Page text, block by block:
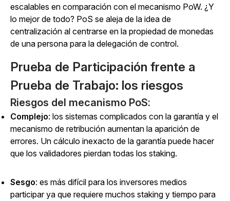
escalables en comparación con el mecanismo PoW. ¿Y
lo mejor de todo? PoS se aleja de la idea de
centralización al centrarse en la propiedad de monedas
de una persona para la delegación de control.
Prueba de Participación frente a
Prueba de Trabajo: los riesgos
Riesgos del mecanismo PoS:
Complejo: los sistemas complicados con la garantía y el
mecanismo de retribución aumentan la aparición de
errores. Un cálculo inexacto de la garantía puede hacer
que los validadores pierdan todas los staking.
Sesgo: es más difícil para los inversores medios
participar ya que requiere muchos staking y tiempo para